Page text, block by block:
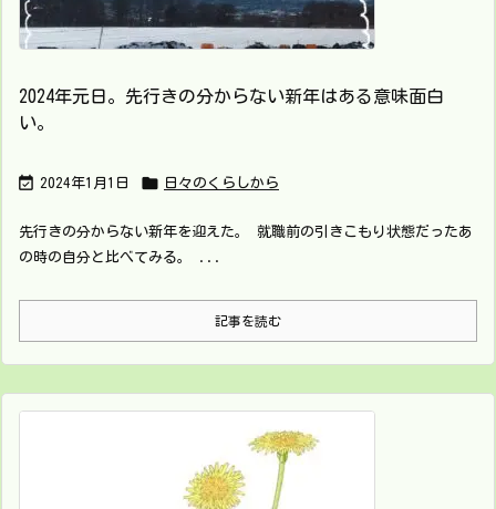
2024年元日。先行きの分からない新年はある意味面白
い。
 2024年1月1日  日々のくらしから
先行きの分からない新年を迎えた。 就職前の引きこもり状態だったあ
の時の自分と比べてみる。 ...
記事を読む